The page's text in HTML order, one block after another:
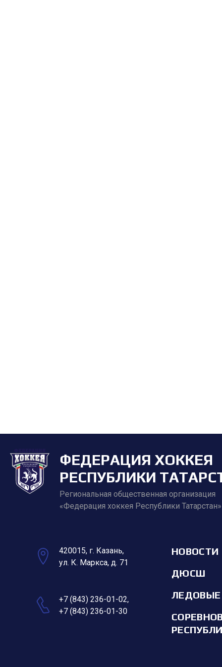
ФЕДЕРАЦИЯ ХОККЕЯ
РЕСПУБЛИКИ
Региональная общественная организация
«Федерация хоккея Республики Татарстан»
420015, г. Казань,
ул. К. Маркса, д. 71
+7 (843) 236-01-02,
+7 (843) 236-01-30
НОВОСТИ
ДЮСШ